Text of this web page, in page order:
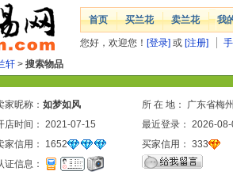
首页 买兰花 卖兰花 我
您好，欢迎您！ [登录] 或 [注册]
轩 > 搜索物品
家昵称： 如梦如风
所 在 地： 广东省梅
店时间： 2021-07-15
最近登录： 2026-
家信用： 1652 买家信用： 333
证信息：